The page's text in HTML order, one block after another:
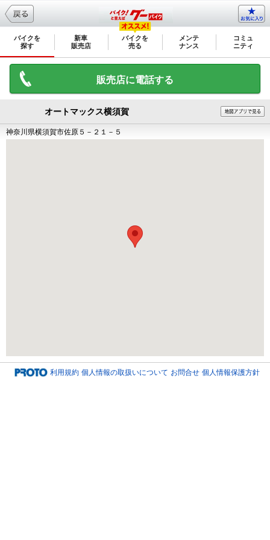
バイクを
探す
新車
販売店
バイクを
売る
メンテ
ナンス
コミュ
ニティ
販売店に電話する
オートマックス横須賀
神奈川県横須賀市佐原５－２１－５
利用規約 個人情報の取扱いについて お問合せ 個人情報保護方針